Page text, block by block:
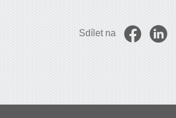
Sdílet na